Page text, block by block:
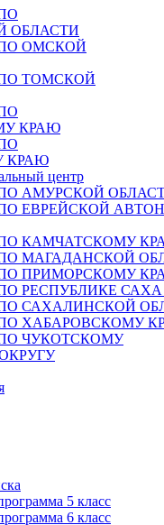
ОБЛАСТИ
ОМСКОЙ
ТОМСКОЙ
КРАЮ
КРАЮ
центр
АМУРСКОЙ
ЕВРЕЙСКОЙ
КАМЧАТСКОМУ
МАГАДАНСКОЙ
ПРИМОРСКОМУ
РЕСПУБЛИКЕ
САХАЛИНСКОЙ
ХАБАРОВСКОМУ
ЧУКОТСКОМУ
5 класс
6 класс